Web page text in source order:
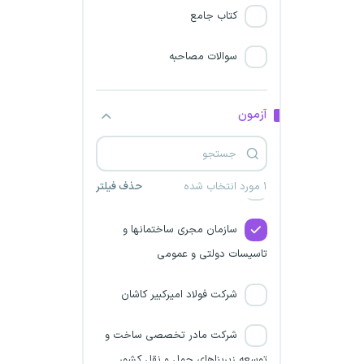
کتاب جامع
سوالات مصاحبه
آزمون
۱ مورد انتخاب شده حذف فیلتر
متحد
سازمان بسیج مستضعفین
شرکت خیام سپهر فولاد نیشابور
سازمان مجری ساختمانها و
تاسیسات دولتی و عمومی
شرکت فولاد امیرکبیر کاشان
شرکت مادر تخصصی ساخت و
توسعه زیربناهای حمل و نقل کشور